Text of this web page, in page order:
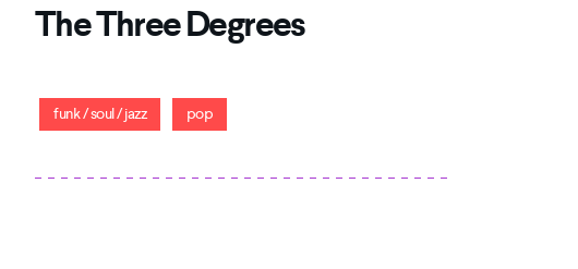
The Three Degrees
funk / soul / jazz pop